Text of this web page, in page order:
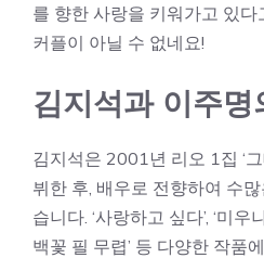
를 향한 사랑을 키워가고 있
커플이 아닐 수 없네요!
김지석과 이주명
김지석은 2001년 리오 1집 ‘
뷔한 후, 배우로 전향하여 수
습니다. ‘사랑하고 싶다’, ‘미우
백꽃 필 무렵’ 등 다양한 작품